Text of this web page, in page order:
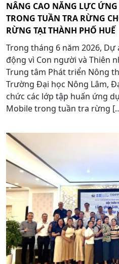
NÂNG CAO NĂNG LỰC
TRONG TUẦN TRA RỪNG
RỪNG TẠI THÀNH PHỐ HUẾ
Trong tháng 6 năm 2026, Dự
động vì Con người và Thiên
Trung tâm Phát triển Nông
Trường Đại học Nông Lâm,
chức các lớp tập huấn ứng
Mobile trong tuần tra rừng